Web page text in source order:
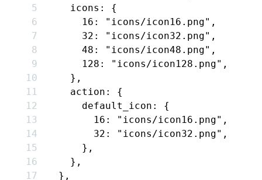
    icons
:
{
      16
: "icons/icon16.png" ,
      32
: "icons/icon32.png" ,
      48
: "icons/icon48.png" ,
      128
: "icons/icon128.png" ,
    }
,
    action
:
{
      default_icon
:
{
        16
: "icons/icon16.png" ,
        32
: "icons/icon32.png" ,
      }
,
    }
,
  }
,